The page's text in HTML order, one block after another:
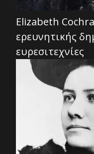
Elizabeth
ερευνητικής
ευρεσιτεχνίες